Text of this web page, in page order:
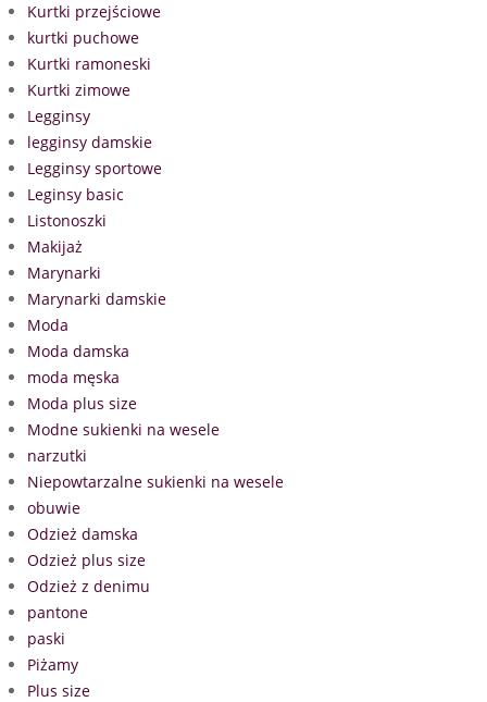
Kurtki przejściowe
kurtki puchowe
Kurtki ramoneski
Kurtki zimowe
Legginsy
legginsy damskie
Legginsy sportowe
Leginsy basic
Listonoszki
Makijaż
Marynarki
Marynarki damskie
Moda
Moda damska
moda męska
Moda plus size
Modne sukienki na wesele
narzutki
Niepowtarzalne sukienki na wesele
obuwie
Odzież damska
Odzież plus size
Odzież z denimu
pantone
paski
Piżamy
Plus size